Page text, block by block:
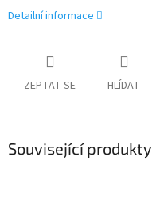
Detailní informace
ZEPTAT SE HLÍDAT
Související produkty